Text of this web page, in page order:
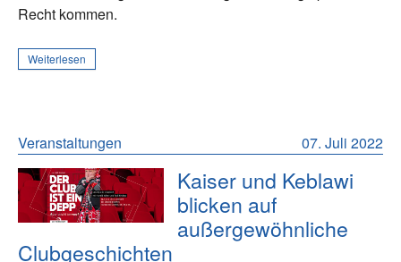
Recht kommen.
Weiterlesen
07. Juli 2022
Veranstaltungen
Kaiser und Keblawi
blicken auf
außergewöhnliche
Clubgeschichten